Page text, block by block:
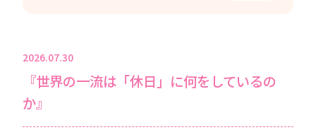
2026.07.30
『世界の一流は「休日」に何をしているの
か』